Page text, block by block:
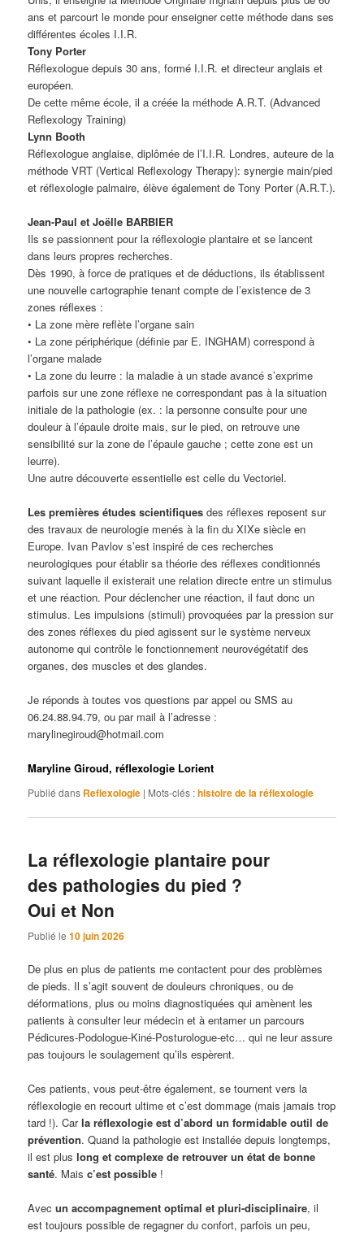
ans et parcourt le monde pour enseigner cette méthode dans ses
différentes écoles I.I.R.
Tony Porter
Réflexologue depuis 30 ans, formé I.I.R. et directeur anglais et
européen.
De cette même école, il a créée la méthode A.R.T. (Advanced
Reflexology Training)
Lynn Booth
Réflexologue anglaise, diplômée de l’I.I.R. Londres, auteure de la
méthode VRT (Vertical Reflexology Therapy): synergie main/pied
et réflexologie palmaire, élève également de Tony Porter (A.R.T.).
Jean-Paul et Joëlle BARBIER
Ils se passionnent pour la réflexologie plantaire et se lancent
dans leurs propres recherches.
Dès 1990, à force de pratiques et de déductions, ils établissent
une nouvelle cartographie tenant compte de l’existence de 3
zones réflexes :
• La zone mère reflète l’organe sain
• La zone périphérique (définie par E. INGHAM) correspond à
l’organe malade
• La zone du leurre : la maladie à un stade avancé s’exprime
parfois sur une zone réflexe ne correspondant pas à la situation
initiale de la pathologie (ex. : la personne consulte pour une
douleur à l’épaule droite mais, sur le pied, on retrouve une
sensibilité sur la zone de l’épaule gauche ; cette zone est un
leurre).
Une autre découverte essentielle est celle du Vectoriel.
Les premières études scientifiques des réflexes reposent sur
des travaux de neurologie menés à la fin du XIXe siècle en
Europe. Ivan Pavlov s’est inspiré de ces recherches
neurologiques pour établir sa théorie des réflexes conditionnés
suivant laquelle il existerait une relation directe entre un stimulus
et une réaction. Pour déclencher une réaction, il faut donc un
stimulus. Les impulsions (stimuli) provoquées par la pression sur
des zones réflexes du pied agissent sur le système nerveux
autonome qui contrôle le fonctionnement neurovégétatif des
organes, des muscles et des glandes.
Je réponds à toutes vos questions par appel ou SMS au
06.24.88.94.79, ou par mail à l’adresse :
marylinegiroud@hotmail.com
Maryline Giroud, réflexologie Lorient
Publié dans Reflexologie | Mots-clés :histoire de la réflexologie
La réflexologie plantaire pour
des pathologies du pied ?
Oui et Non
Publié le10 juin 2026
De plus en plus de patients me contactent pour des problèmes
de pieds. Il s’agit souvent de douleurs chroniques, ou de
déformations, plus ou moins diagnostiquées qui amènent les
patients à consulter leur médecin et à entamer un parcours
Pédicures-Podologue-Kiné-Posturologue-etc… qui ne leur assure
pas toujours le soulagement qu’ils espèrent.
Ces patients, vous peut-être également, se tournent vers la
réflexologie en recourt ultime et c’est dommage (mais jamais trop
tard !). Carla réflexologie est d’abord un formidable outil de
prévention. Quand la pathologie est installée depuis longtemps,
il est pluslong et complexe de retrouver un état de bonne
santé. Maisc’est possible !
Avecun accompagnement optimal et pluri-disciplinaire, il
est toujours possible de regagner du confort, parfois un peu,